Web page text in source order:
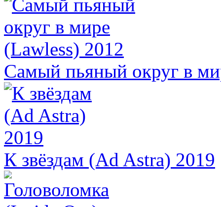
Самый пьяный округ в
К звёздам (Ad Astra) 2019